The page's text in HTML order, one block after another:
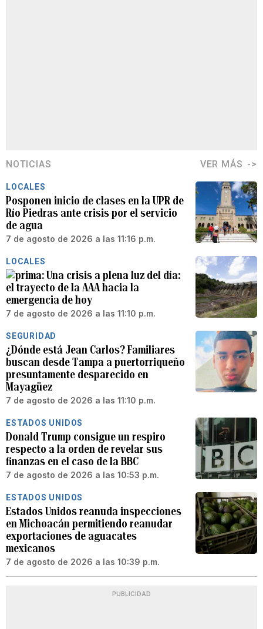
NOTICIAS VER MÁS
LOCALES
Posponen inicio de clases en la UPR de
Río Piedras ante crisis por el servicio
de agua
7 de agosto de 2026 a las 11:16 p.m.
LOCALES
Una crisis a plena luz del día:
el trayecto de la AAA hacia la
emergencia de hoy
7 de agosto de 2026 a las 11:10 p.m.
SEGURIDAD
¿Dónde está Jean Carlos? Familiares
buscan desde Tampa a puertorriqueño
presuntamente desparecido en
Mayagüez
7 de agosto de 2026 a las 11:10 p.m.
ESTADOS UNIDOS
Donald Trump consigue un respiro
respecto a la orden de revelar sus
finanzas en el caso de la BBC
7 de agosto de 2026 a las 10:53 p.m.
ESTADOS UNIDOS
Estados Unidos reanuda inspecciones
en Michoacán permitiendo reanudar
exportaciones de aguacates
mexicanos
7 de agosto de 2026 a las 10:39 p.m.
PUBLICIDAD